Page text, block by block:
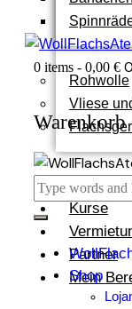
Rohwolle
Vliese
Termine
Kurse
Partner
Mein
0 items - 0,00 € 0
Warenkorb
Shop